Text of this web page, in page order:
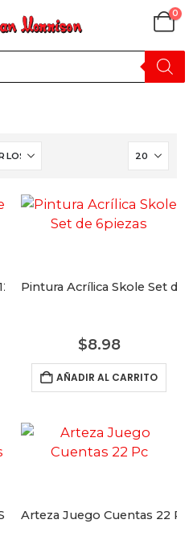
0
piezas
Pintura Acrílica Skole Set de
$8.98
AÑADIR AL CARRITO
12 Piezas
Arteza Juego Cuentas 22 Pc